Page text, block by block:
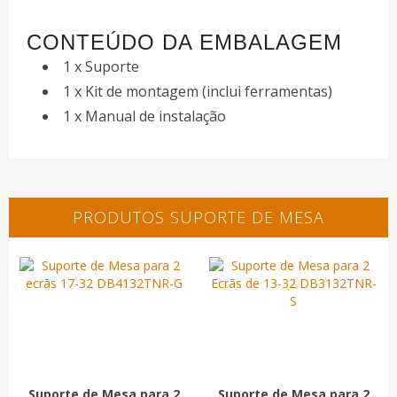
CONTEÚDO DA EMBALAGEM
1 x Suporte
1 x Kit de montagem (inclui ferramentas)
1 x Manual de instalação
PRODUTOS SUPORTE DE MESA